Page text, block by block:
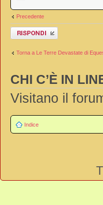
Precedente
Rispondi al
messaggio
Torna a Le Terre Devastate di
CHI C’È IN
Visitano il
Indice